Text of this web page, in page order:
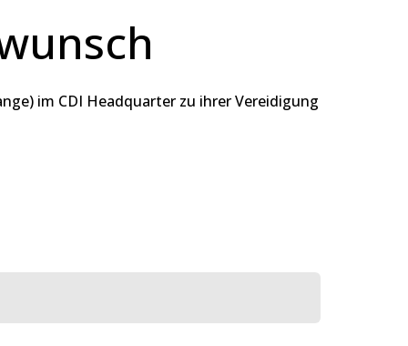
im CDI Headquarter zu ihrer Vereidigung